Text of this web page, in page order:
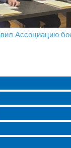
ждут
Ассоциацию
с